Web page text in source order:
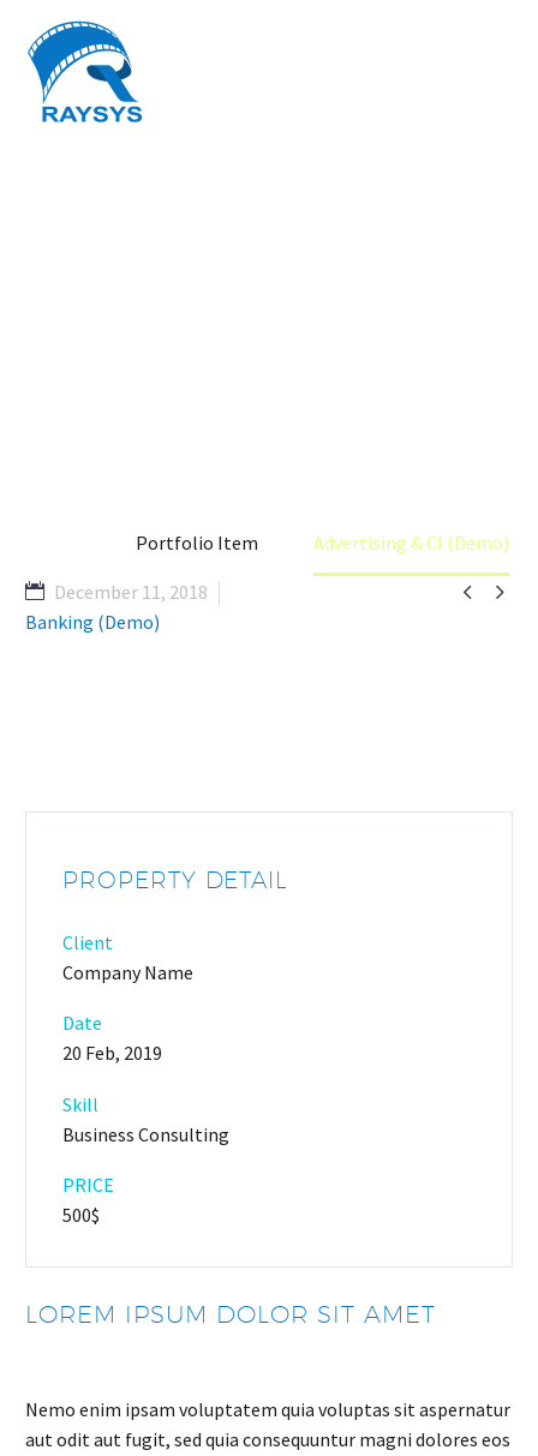
Portfolio Item Advertising & CI (Demo)
 
December 11, 2018
Banking (Demo)
PROPERTY DETAIL
Client
Company Name
Date
20 Feb, 2019
Skill
Business Consulting
PRICE
500$
LOREM IPSUM DOLOR SIT AMET
Nemo enim ipsam voluptatem quia voluptas sit aspernatur
aut odit aut fugit, sed quia consequuntur magni dolores eos